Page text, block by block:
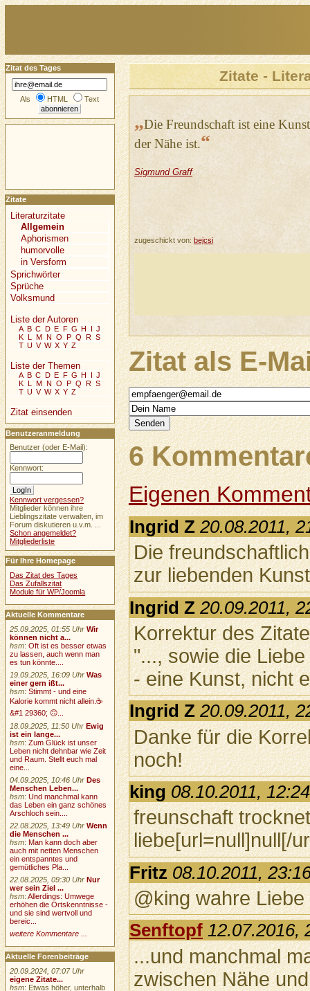
Zitate -
„Die Freundschaft ist eine
der Nähe ist.“
Sigmund Graff
zugeschickt von: bejcsi
Zitat als E-
6
Eigenen
Ingrid Z 20.08.2011,
Die
zur liebenden
Ingrid Z 20.09.2011,
Korrektur des
"..., sowie die
- eine Kunst, nicht
Ingrid Z 20.09.2011,
Danke für die
noch!
king 08.10.2011,
freunschaft
liebe[url=null]null[/
Fritz 08.10.2011,
@king wahre
Senftopf 12.07.2016,
...und manchmal
zwischen Nähe
Zitat des Tages
Als HTML Text
Zitate
Literaturzitate
Allgemein
Aphorismen
humorvolle
in Versform
Sprichwörter
Sprüche
Volksmund
Liste der Autoren
A B C D E F G H I J
K L M N O P Q R S
T U V W X Y Z
Liste der Themen
A B C D E F G H I J
K L M N O P Q R S
T U V W X Y Z
Zitat einsenden
Benutzeranmeldung
Benutzer (oder E-Mail):
Kennwort:
Kennwort vergessen?
Mitglieder können ihre
Lieblingszitate verwalten, im
Forum diskutieren u.v.m. ...
Schon angemeldet?
Mitgliederliste
Für Ihre Homepage
Das Zitat des Tages
Das Zufallszitat
Module für WP/Joomla
Aktuelle Kommentare
25.09.2025, 01:55 Uhr Wir
können nicht a...
hsm:Oft ist es besser etwas
zu lassen, auch wenn man
es tun könnte....
19.09.2025, 16:09 Uhr Was
einer gern ißt...
hsm:Stimmt - und eine
Kalorie kommt nicht allein.☕
&#1 29360; 🙃...
18.09.2025, 11:50 Uhr Ewig
ist ein lange...
hsm:Zum Glück ist unser
Leben nicht dehnbar wie Zeit
und Raum. Stellt euch mal
eine...
04.09.2025, 10:46 Uhr Des
Menschen Leben...
hsm:Und manchmal kann
das Leben ein ganz schönes
Arschloch sein....
22.08.2025, 13:49 Uhr Wenn
die Menschen ...
hsm:Man kann doch aber
auch mit netten Menschen
ein entspanntes und
gemütliches Pla...
22.08.2025, 09:30 Uhr Nur
wer sein Ziel ...
hsm:Allerdings: Umwege
erhöhen die Ortskenntnisse -
und sie sind wertvoll und
bereic...
weitere Kommentare ...
Aktuelle Forenbeiträge
20.09.2024, 07:07 Uhr
eigene Zitate...
hsm: Etwas höher, unterhalb